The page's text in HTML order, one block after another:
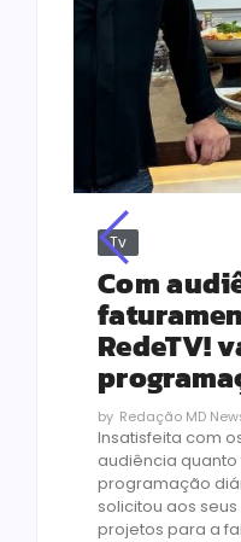
Tv
Com
RedeTV!
by Redação MD
Insatisfeita com
audiência
programação
solicitou aos
projetos para a